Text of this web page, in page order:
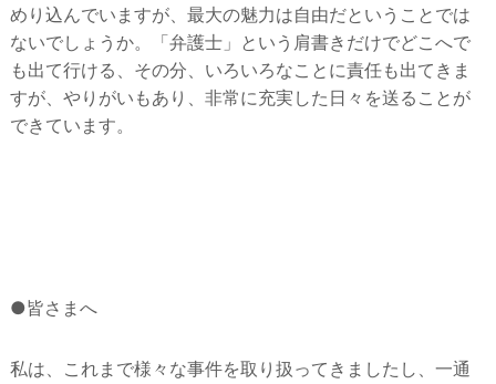
めり込んでいますが、最大の魅力は自由だということでは
ないでしょうか。「弁護士」という肩書きだけでどこへで
も出て行ける、その分、いろいろなことに責任も出てきま
すが、やりがいもあり、非常に充実した日々を送ることが
できています。
●皆さまへ
私は、これまで様々な事件を取り扱ってきましたし、一通